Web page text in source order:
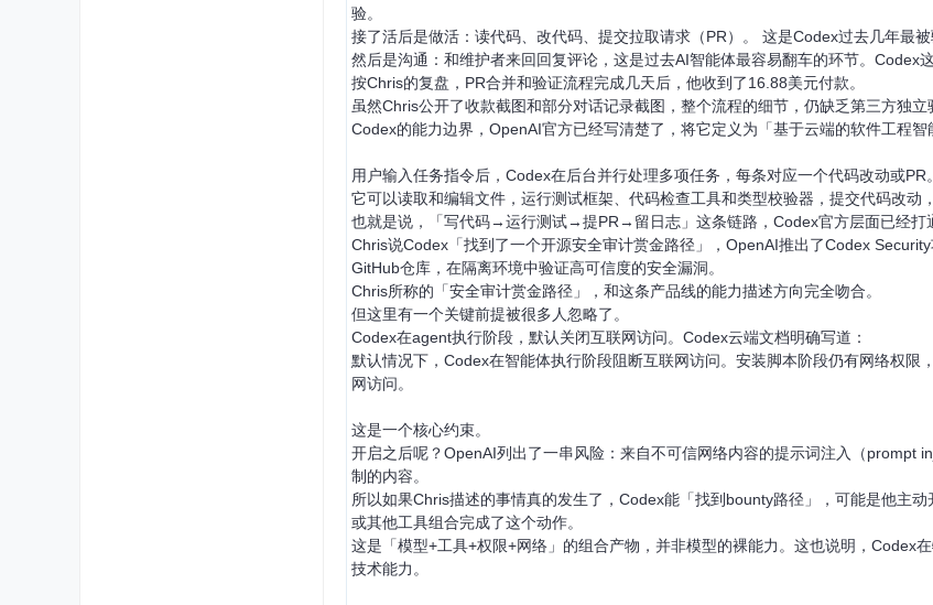
验。
接了活后是做活：读代码、改代码、提交拉取请求（PR）。 这是Codex过去几年最被
然后是沟通：和维护者来回回复评论，这是过去AI智能体最容易翻车的环节。Codex
按Chris的复盘，PR合并和验证流程完成几天后，他收到了16.88美元付款。
虽然Chris公开了收款截图和部分对话记录截图，整个流程的细节，仍缺乏第三方独立
Codex的能力边界，OpenAI官方已经写清楚了，将它定义为「基于云端的软件工程智
用户输入任务指令后，Codex在后台并行处理多项任务，每条对应一个代码改动或PR。
它可以读取和编辑文件，运行测试框架、代码检查工具和类型校验器，提交代码改动
也就是说，「写代码→运行测试→提PR→留日志」这条链路，Codex官方层面已经打
Chris说Codex「找到了一个开源安全审计赏金路径」，OpenAI推出了Codex
GitHub仓库，在隔离环境中验证高可信度的安全漏洞。
Chris所称的「安全审计赏金路径」，和这条产品线的能力描述方向完全吻合。
但这里有一个关键前提被很多人忽略了。
Codex在agent执行阶段，默认关闭互联网访问。Codex云端文档明确写道：
默认情况下，Codex在智能体执行阶段阻断互联网访问。安装脚本阶段仍有网络权
网访问。
这是一个核心约束。
开启之后呢？OpenAI列出了一串风险：来自不可信网络内容的提示词注入（prompt
制的内容。
所以如果Chris描述的事情真的发生了，Codex能「找到bounty路径」，可能是他主
或其他工具组合完成了这个动作。
这是「模型+工具+权限+网络」的组合产物，并非模型的裸能力。这也说明，
技术能力。